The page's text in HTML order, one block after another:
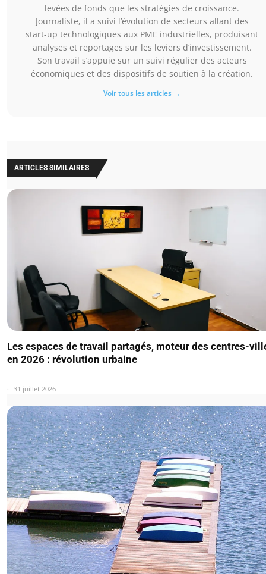
levées de fonds que les stratégies de croissance.
Journaliste, il a suivi l’évolution de secteurs allant des
start-up technologiques aux PME industrielles, produisant
analyses et reportages sur les leviers d’investissement.
Son travail s’appuie sur un suivi régulier des acteurs
économiques et des dispositifs de soutien à la création.
Voir tous les articles →
ARTICLES SIMILAIRES
Les espaces de travail partagés, moteur des centres-
en 2026 : révolution urbaine
31 juillet 2026